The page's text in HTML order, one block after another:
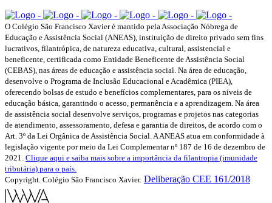
O Colégio São Francisco Xavier é mantido pela Associação Nóbrega de
Educação e Assistência Social (ANEAS), instituição de direito privado sem fins
lucrativos, filantrópica, de natureza educativa, cultural, assistencial e
beneficente, certificada como Entidade Beneficente de Assistência Social
(CEBAS), nas áreas de educação e assistência social. Na área de educação,
desenvolve o Programa de Inclusão Educacional e Acadêmica (PIEA),
oferecendo bolsas de estudo e benefícios complementares, para os níveis de
educação básica, garantindo o acesso, permanência e a aprendizagem. Na área
de assistência social desenvolve serviços, programas e projetos nas categorias
de atendimento, assessoramento, defesa e garantia de direitos, de acordo com o
Art. 3º da Lei Orgânica de Assistência Social. A ANEAS atua em conformidade à
legislação vigente por meio da Lei Complementar nº 187 de 16 de dezembro de
2021. Clique aqui e saiba mais sobre a importância da filantropia (imunidade
tributária) para o país.
Copyright. Colégio São Francisco Xavier. Deliberação CEE 161/2018